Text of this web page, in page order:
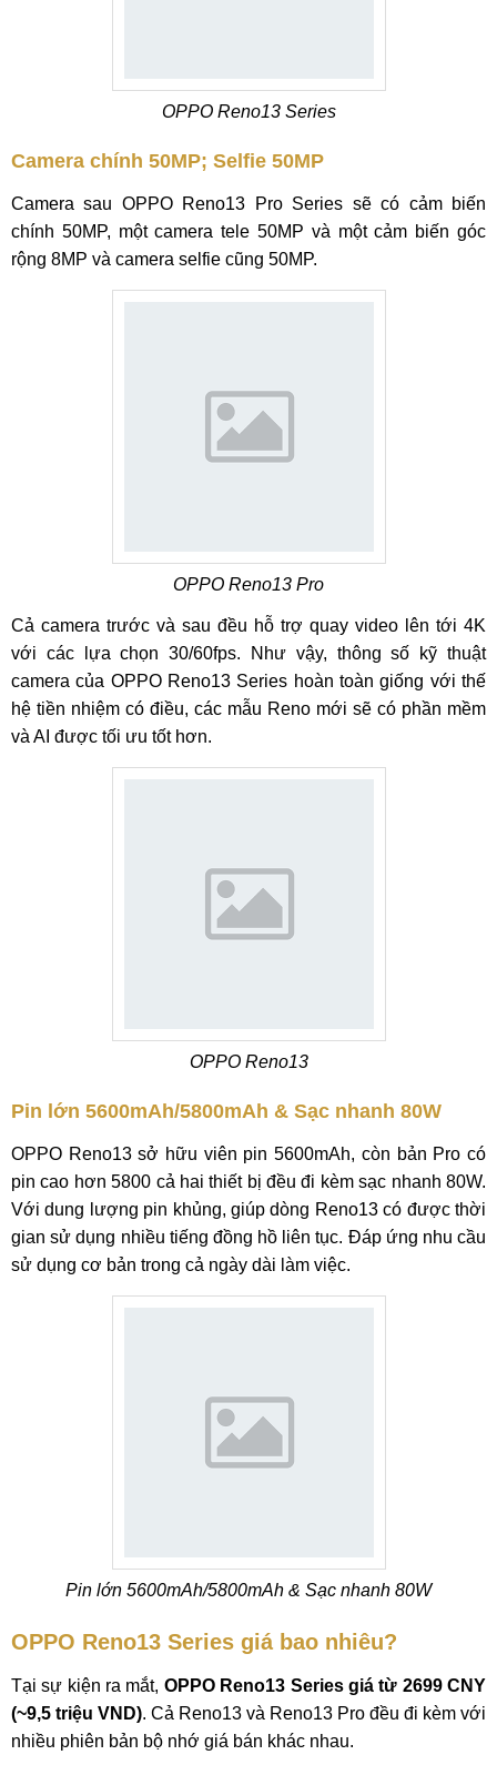
OPPO Reno13 Series
Camera chính 50MP; Selfie 50MP
Camera sau OPPO Reno13 Pro Series sẽ có cảm biến
chính 50MP, một camera tele 50MP và một cảm biến góc
rộng 8MP và camera selfie cũng 50MP.
OPPO Reno13 Pro
Cả camera trước và sau đều hỗ trợ quay video lên tới 4K
với các lựa chọn 30/60fps. Như vậy, thông số kỹ thuật
camera của OPPO Reno13 Series hoàn toàn giống với thế
hệ tiền nhiệm có điều, các mẫu Reno mới sẽ có phần mềm
và AI được tối ưu tốt hơn.
OPPO Reno13
Pin lớn 5600mAh/5800mAh & Sạc nhanh 80W
OPPO Reno13 sở hữu viên pin 5600mAh, còn bản Pro có
pin cao hơn 5800 cả hai thiết bị đều đi kèm sạc nhanh 80W.
Với dung lượng pin khủng, giúp dòng Reno13 có được thời
gian sử dụng nhiều tiếng đồng hồ liên tục. Đáp ứng nhu cầu
sử dụng cơ bản trong cả ngày dài làm việc.
Pin lớn 5600mAh/5800mAh & Sạc nhanh 80W
OPPO Reno13 Series giá bao nhiêu?
Tại sự kiện ra mắt, OPPO Reno13 Series giá từ 2699 CNY
(~9,5 triệu VND). Cả Reno13 và Reno13 Pro đều đi kèm với
nhiều phiên bản bộ nhớ giá bán khác nhau.